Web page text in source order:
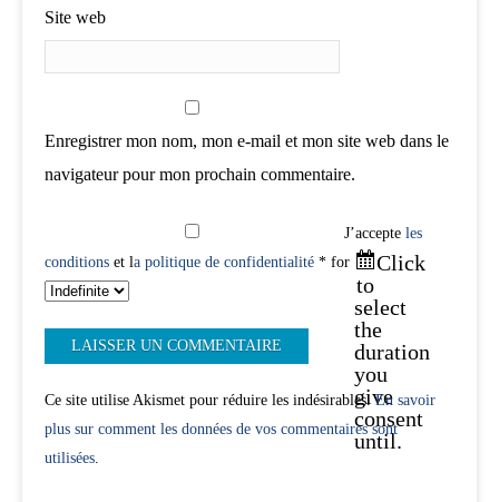
Site web
Enregistrer mon nom, mon e-mail et mon site web dans le
navigateur pour mon prochain commentaire.
J’accepte les
conditions et la politique de confidentialité * for
Click
to
select
the
duration
you
give
consent
until.
Ce site utilise Akismet pour réduire les indésirables.En savoir
plus sur comment les données de vos commentaires sont
utilisées